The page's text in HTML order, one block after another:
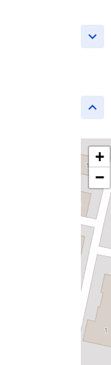
keyboard_arrow_down
keyboard_arrow_up
+
−